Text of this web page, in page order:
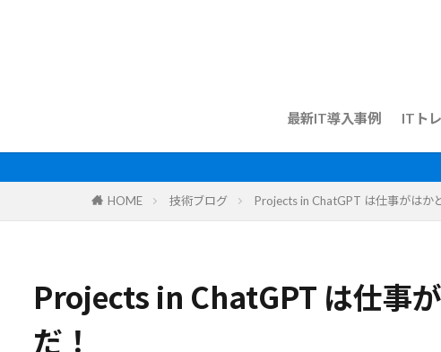
最新IT導入事例 ITト
HOME 技術ブログ Projects in ChatGPT は仕事がはか
Projects in ChatGPT は仕事
だ！